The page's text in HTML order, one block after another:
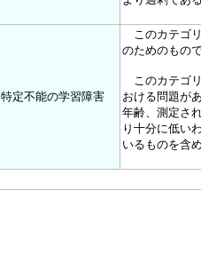
特定不能の学習障害
このカテゴ
のためのもの
このカテゴ
おける問題が
年齢、測定さ
り十分に低い
いるものを含